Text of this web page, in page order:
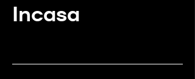
Incasa